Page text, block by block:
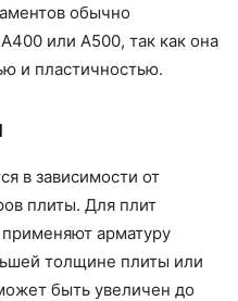
обычно
или А500, так как она
и пластичностью.
в зависимости от
плиты. Для плит
арматуру
толщине плиты или
быть увеличен до